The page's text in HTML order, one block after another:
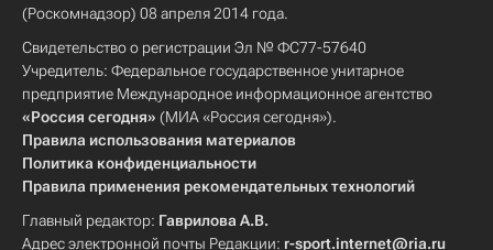
(Роскомнадзор) 08 апреля 2014 года.
Свидетельство о регистрации Эл № ФС77-57640
Учредитель: Федеральное государственное унитарное
предприятие Международное информационное агентство
«Россия сегодня» (МИА «Россия сегодня»).
Правила использования материалов
Политика конфиденциальности
Правила применения рекомендательных технологий
Главный редактор: Гаврилова А.В.
Адрес электронной почты Редакции: r-sport.internet@ria.ru